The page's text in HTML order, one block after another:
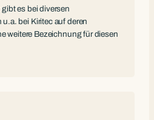
es bei diversen
bei Kiritec auf deren
weitere Bezeichnung für diesen